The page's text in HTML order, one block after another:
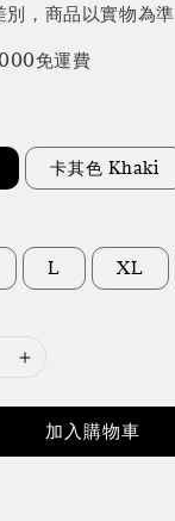
別，商品以實物為準
免運費
卡其色 Khaki
L XL
加入購物車